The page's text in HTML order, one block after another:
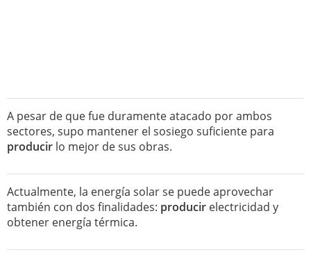
A pesar de que fue duramente atacado por ambos
sectores, supo mantener el sosiego suficiente para
producir lo mejor de sus obras.
Actualmente, la energía solar se puede aprovechar
también con dos finalidades: producir electricidad y
obtener energía térmica.